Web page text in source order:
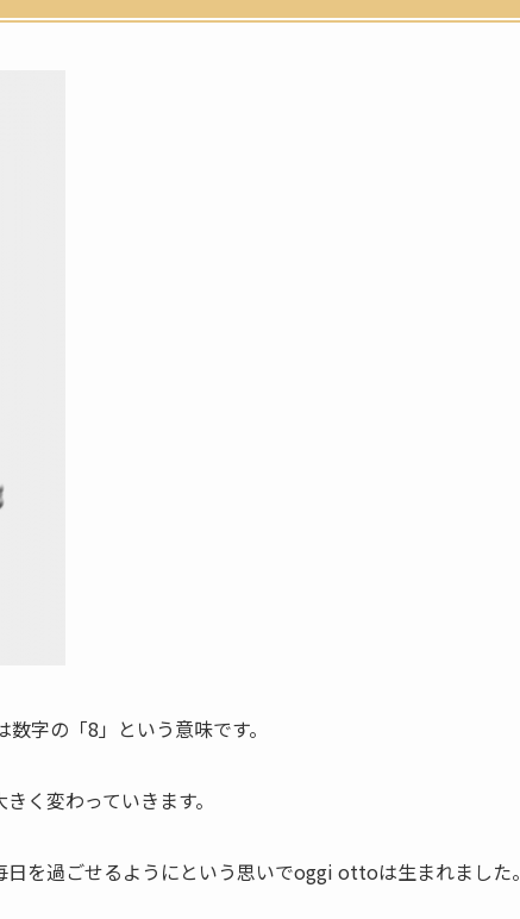
字の「8」という意味です。
く変わっていきます。
を過ごせるようにという思いでoggi ottoは生まれました。